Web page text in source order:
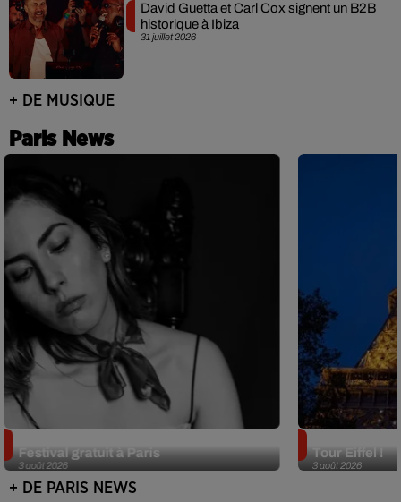
31 juillet 2026
David Guetta et Carl Cox signent un B2B
historique à Ibiza
+ DE MUSIQUE
Paris News
3 août 2026
Festival gratuit à Paris
3 août 2026
Tour Eiffel !
+ DE PARIS NEWS